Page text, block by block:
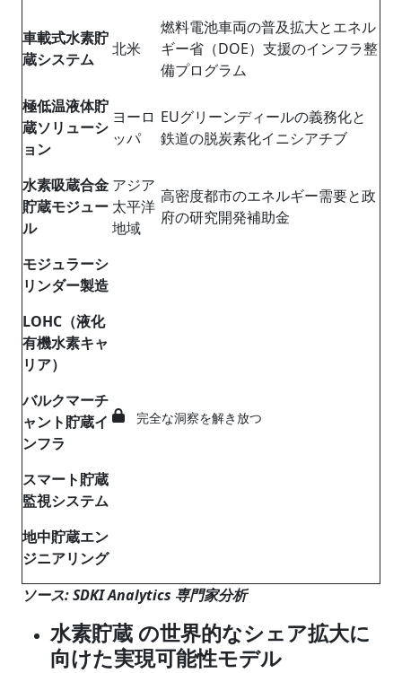
車載式水素貯
蔵システム
北米
燃料電池車両の普及拡大とエネル
ギー省（DOE）支援のインフラ整
備プログラム
極低温液体貯
蔵ソリューシ
ョン
ヨーロ
ッパ
EUグリーンディールの義務化と
鉄道の脱炭素化イニシアチブ
水素吸蔵合金
貯蔵モジュー
ル
アジア
太平洋
地域
高密度都市のエネルギー需要と政
府の研究開発補助金
モジュラーシ
リンダー製造
完全な洞察を解き放つ
LOHC （液化
有機水素キャ
リア）
バルクマーチ
ャント貯蔵イ
ンフラ
スマート貯蔵
監視システム
地中貯蔵エン
ジニアリング
ソース: SDKI Analytics 専門家分析
水素貯蔵 の世界的なシェア拡大に
向けた実現可能性モデル